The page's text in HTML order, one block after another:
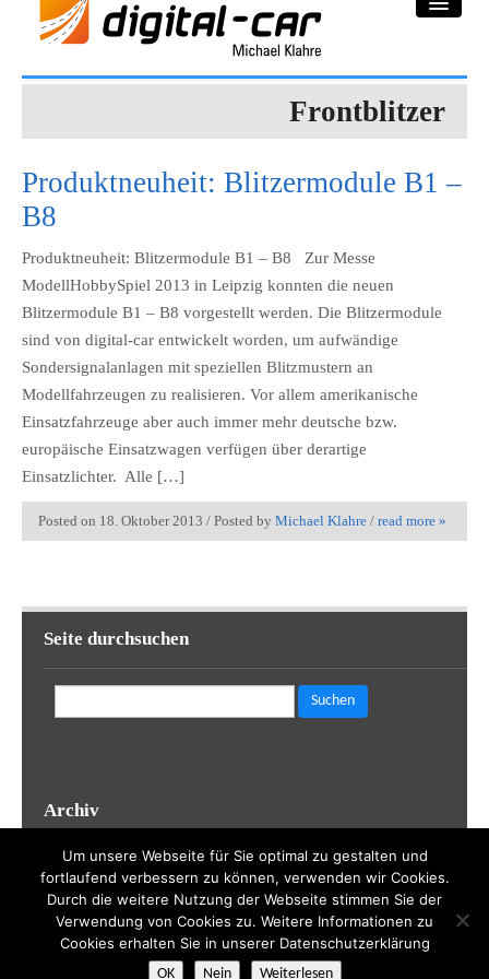
Galerie
Downloadbereich
Datenschutzerklärung
Frontblitzer
Produktneuheit: Blitzermodule B1 –
B8
Produktneuheit: Blitzermodule B1 – B8 Zur Messe
ModellHobbySpiel 2013 in Leipzig konnten die neuen
Blitzermodule B1 – B8 vorgestellt werden. Die Blitzermodule
sind von digital-car entwickelt worden, um aufwändige
Sondersignalanlagen mit speziellen Blitzmustern an
Modellfahrzeugen zu realisieren. Vor allem amerikanische
Einsatzfahrzeuge aber auch immer mehr deutsche bzw.
europäische Einsatzwagen verfügen über derartige
Einsatzlichter. Alle […]
Posted on 18. Oktober 2013 / Posted by Michael Klahre / read more »
Seite durchsuchen
nach:
Archiv
Archiv
Realisierung durchsven-skrabal.de | Theme byWP Eden
Um unsere Webseite für Sie optimal zu gestalten und
fortlaufend verbessern zu können, verwenden wir Cookies.
Durch die weitere Nutzung der Webseite stimmen Sie der
Verwendung von Cookies zu. Weitere Informationen zu
Cookies erhalten Sie in unserer Datenschutzerklärung
OK Nein Weiterlesen